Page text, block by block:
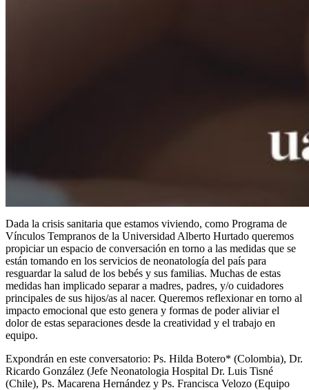
Dada la crisis sanitaria que estamos viviendo, como Programa de
Vínculos Tempranos de la Universidad Alberto Hurtado queremos
propiciar un espacio de conversación en torno a las medidas que se
están tomando en los servicios de neonatología del país para
resguardar la salud de los bebés y sus familias. Muchas de estas
medidas han implicado separar a madres, padres, y/o cuidadores
principales de sus hijos/as al nacer. Queremos reflexionar en torno al
impacto emocional que esto genera y formas de poder aliviar el
dolor de estas separaciones desde la creatividad y el trabajo en
equipo.
Expondrán en este conversatorio: Ps. Hilda Botero* (Colombia), Dr.
Ricardo González (Jefe Neonatologia Hospital Dr. Luis Tisné
(Chile), Ps. Macarena Hernández y Ps. Francisca Velozo (Equipo